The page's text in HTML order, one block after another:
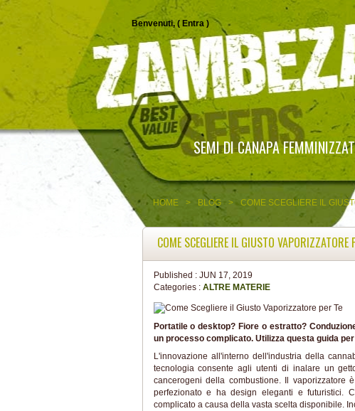
Benvenuti, ( Entra)
SEMI DI CANAPA
HOME > BLOG > COME SCEGLIERE IL
COME SCEGLIERE IL GIUSTO VAPORIZZATORE
Published : JUN 17, 2019
Categories : ALTRE MATERIE
Portatile o desktop? Fiore o estratto?
un processo complicato. Utilizza questa guida
L'innovazione all'interno dell'industria della
tecnologia consente agli utenti di inalare un
cancerogeni della combustione. Il vaporizzatore
perfezionato e ha design eleganti e futuristici.
complicato a causa della vasta scelta disponibile.